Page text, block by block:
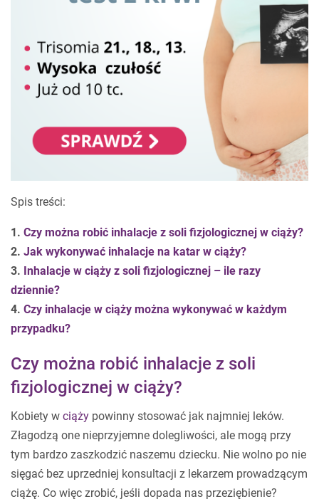
Spis treści:
1. Czy można robić inhalacje z soli fizjologicznej w ciąży?
2. Jak wykonywać inhalacje na katar w ciąży?
3. Inhalacje w ciąży z soli fizjologicznej – ile razy
dziennie?
4. Czy inhalacje w ciąży można wykonywać w każdym
przypadku?
Czy można robić inhalacje z soli
fizjologicznej w ciąży?
Kobiety w ciąży powinny stosować jak najmniej leków.
Złagodzą one nieprzyjemne dolegliwości, ale mogą przy
tym bardzo zaszkodzić naszemu dziecku. Nie wolno po nie
sięgać bez uprzedniej konsultacji z lekarzem prowadzącym
ciążę. Co więc zrobić, jeśli dopada nas przeziębienie?